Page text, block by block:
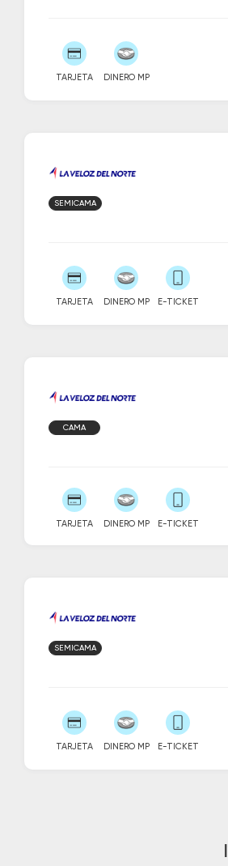
TARJETA DINERO MP
SEMICAMA
TARJETA DINERO MP E-TICKET
CAMA
TARJETA DINERO MP E-TICKET
SEMICAMA
TARJETA DINERO MP E-TICKET